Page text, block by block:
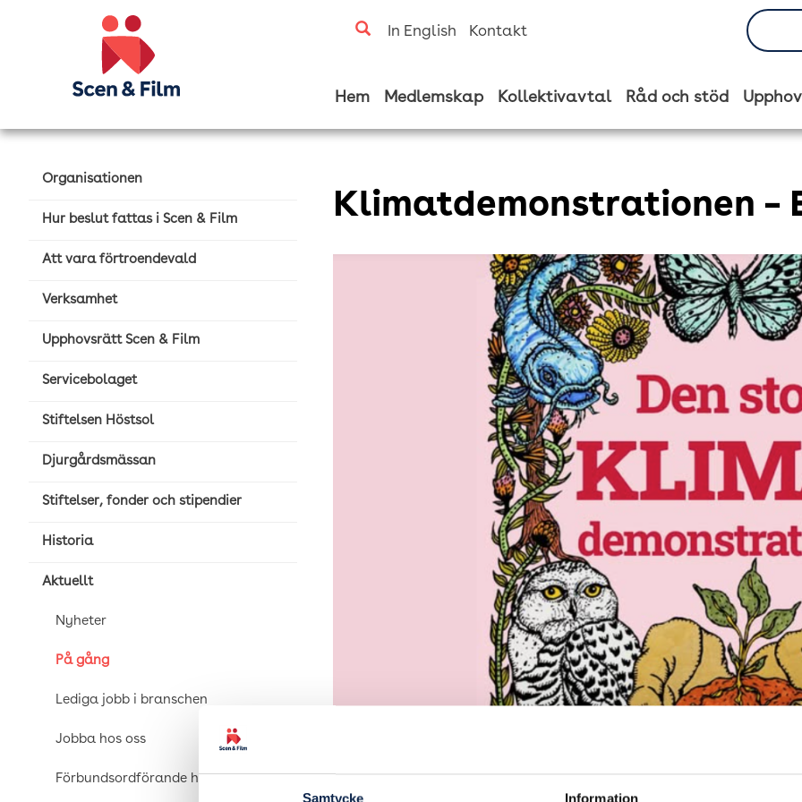
Samtycke Information
In English Kontakt
Hem Medlemskap Kollektivavtal Råd och stöd
Organisationen
Hur beslut fattas i Scen & Film
Att vara förtroendevald
Verksamhet
Upphovsrätt Scen & Film
Servicebolaget
Stiftelsen Höstsol
Djurgårdsmässan
Stiftelser, fonder och stipendier
Historia
Aktuellt
Nyheter
På gång
Lediga jobb i branschen
Jobba hos oss
Förbundsordförande har ordet
Klimatdemonstrationen –